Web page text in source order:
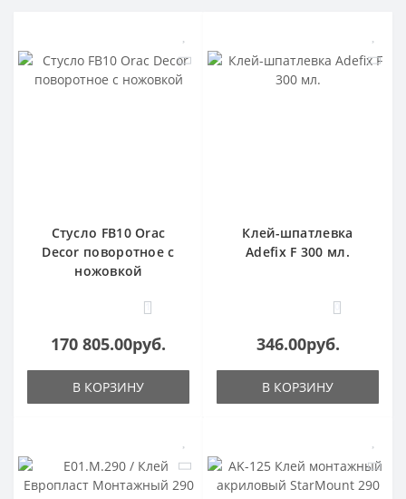
Стусло FB10 Orac
Decor поворотное с
ножовкой
1
170 805.00руб.
В КОРЗИНУ
Клей-шпатлевка
Adefix F 300 мл.
0
346.00руб.
В КОРЗИНУ